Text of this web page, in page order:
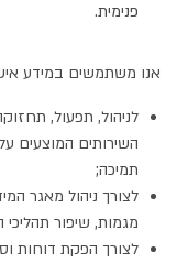
פנימית.
אנו משתמשים במידע
לניהול, תפעול,
השירותים המוצעים על
תמיכה;
לצורך ניהול מאגר
מגמות, שיפור
לצורך הפקת דוחות